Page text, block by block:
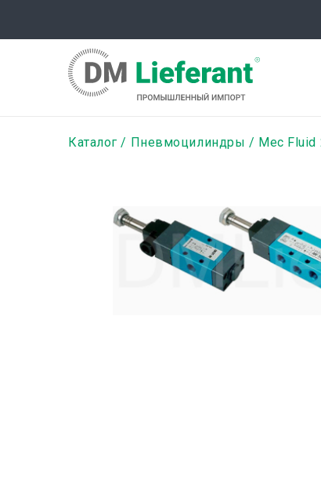
содержанию
Строка
Каталог Пневмоцилиндры Mec Fluid